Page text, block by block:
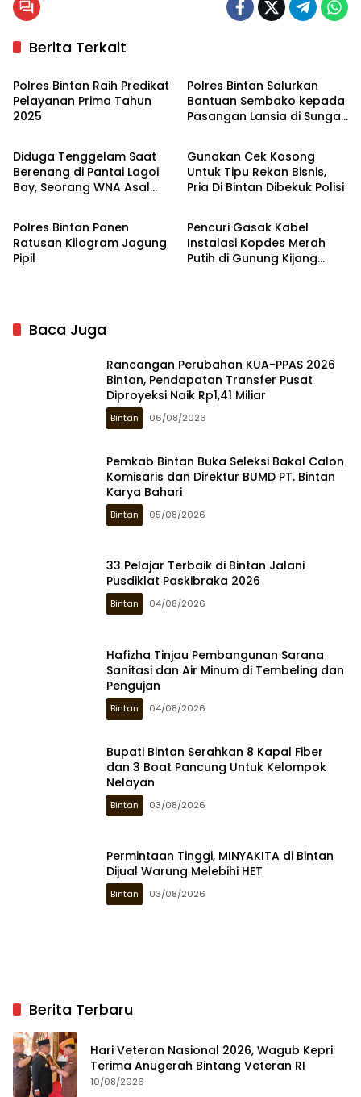
Berita Terkait
Bintan
Polres Bintan Raih Predikat
Pelayanan Prima Tahun
2025
Polres Bintan Salurkan
Bantuan Sembako kepada
Pasangan Lansia di Sungai
Bintan
Diduga Tenggelam Saat
Berenang di Pantai Lagoi
Bay, Seorang WNA Asal
Hukrim
Gunakan Cek Kosong
Untuk Tipu Rekan Bisnis,
Pria Di Bintan Dibekuk Polisi
Bintan
Polres Bintan Panen
Ratusan Kilogram Jagung
Pipil
Bintan
Pencuri Gasak Kabel
Instalasi Kopdes Merah
Putih di Gunung Kijang
Baca Juga
Rancangan Perubahan KUA-PPAS 2026
Bintan, Pendapatan Transfer Pusat
Diproyeksi Naik Rp1,41 Miliar
Bintan 06/08/2026
Pemkab Bintan Buka Seleksi Bakal Calon
Komisaris dan Direktur BUMD PT. Bintan
Karya Bahari
Bintan 05/08/2026
33 Pelajar Terbaik di Bintan Jalani
Pusdiklat Paskibraka 2026
Bintan 04/08/2026
Hafizha Tinjau Pembangunan Sarana
Sanitasi dan Air Minum di Tembeling dan
Pengujan
Bintan 04/08/2026
Bupati Bintan Serahkan 8 Kapal Fiber
dan 3 Boat Pancung Untuk Kelompok
Nelayan
Bintan 03/08/2026
Permintaan Tinggi, MINYAKITA di Bintan
Dijual Warung Melebihi HET
Bintan 03/08/2026
Berita Terbaru
Hari Veteran Nasional 2026, Wagub Kepri
Terima Anugerah Bintang Veteran RI
10/08/2026